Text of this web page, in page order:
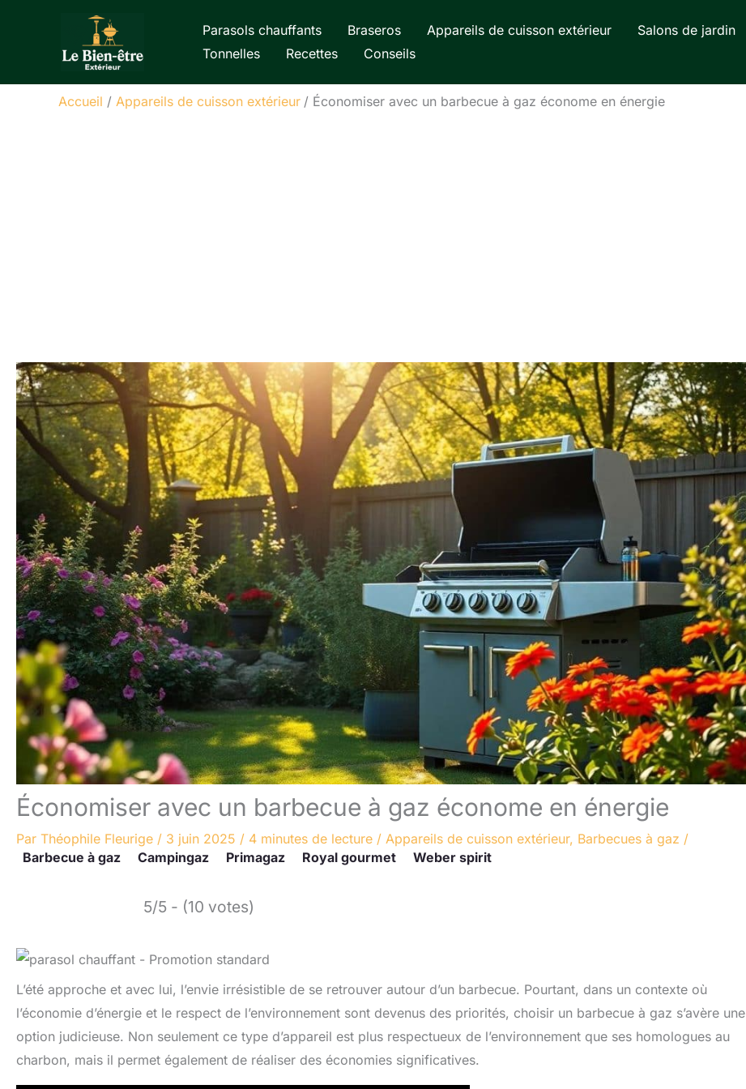
Parasols chauffants Braseros Appareils de cuisson extérieur Salons de jardin
Tonnelles
Recettes Conseils
Accueil Appareils de cuisson extérieur Économiser avec un barbecue à gaz économe en énergie
Économiser avec un barbecue à gaz économe en énergie
Par Théophile Fleurige / 3 juin 2025 / 4 minutes de lecture / Appareils de cuisson extérieur, Barbecues à gaz /
Barbecue à gaz
Campingaz Primagaz Royal gourmet Weber spirit
5/5 - (10 votes)
L’été approche et avec lui, l’envie irrésistible de se retrouver autour d’un barbecue. Pourtant, dans un contexte où
l’économie d’énergie et le respect de l’environnement sont devenus des priorités, choisir un barbecue à gaz s’avère une
option judicieuse. Non seulement ce type d’appareil est plus respectueux de l’environnement que ses homologues au
charbon, mais il permet également de réaliser des économies significatives.